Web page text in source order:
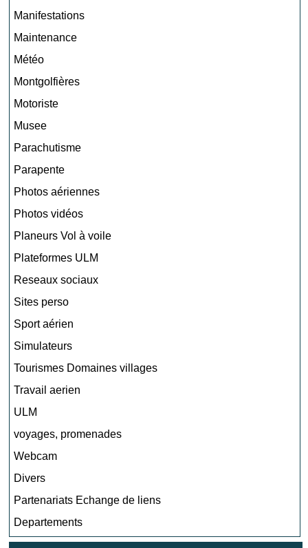
Manifestations
Maintenance
Météo
Montgolfières
Motoriste
Musee
Parachutisme
Parapente
Photos aériennes
Photos vidéos
Planeurs Vol à voile
Plateformes ULM
Reseaux sociaux
Sites perso
Sport aérien
Simulateurs
Tourismes Domaines villages
Travail aerien
ULM
voyages, promenades
Webcam
Divers
Partenariats Echange de liens
Departements